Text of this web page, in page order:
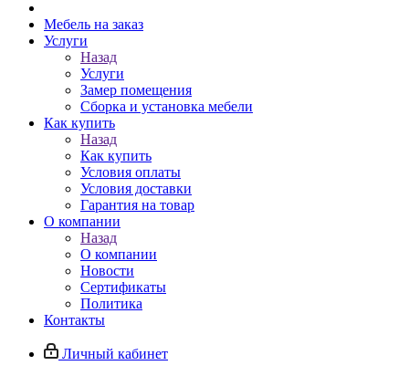
Мебель на заказ
Услуги
Назад
Услуги
Замер помещения
Сборка и установка мебели
Как купить
Назад
Как купить
Условия оплаты
Условия доставки
Гарантия на товар
О компании
Назад
О компании
Новости
Сертификаты
Политика
Контакты
Личный кабинет